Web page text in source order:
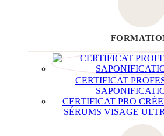
CERTIFICAT
CERTIFICAT PRO
SÉRUMS VISAGE